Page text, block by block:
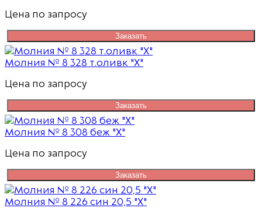
Цена по запросу
Заказать
Молния № 8 328 т.оливк "Х"
Цена по запросу
Заказать
Молния № 8 308 беж "Х"
Цена по запросу
Заказать
Молния № 8 226 син 20,5 "Х"